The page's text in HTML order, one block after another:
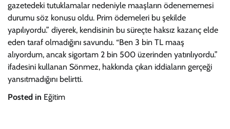
gazetedeki tutuklamalar nedeniyle maaşların ödenememesi
durumu söz konusu oldu. Prim ödemeleri bu şekilde
yapılıyordu.” diyerek, kendisinin bu süreçte haksız kazanç elde
eden taraf olmadığını savundu. “Ben 3 bin TL maaş
alıyordum, ancak sigortam 2 bin 500 üzerinden yatırılıyordu.”
ifadesini kullanan Sönmez, hakkında çıkan iddiaların gerçeği
yansıtmadığını belirtti.
Posted in Eğitim